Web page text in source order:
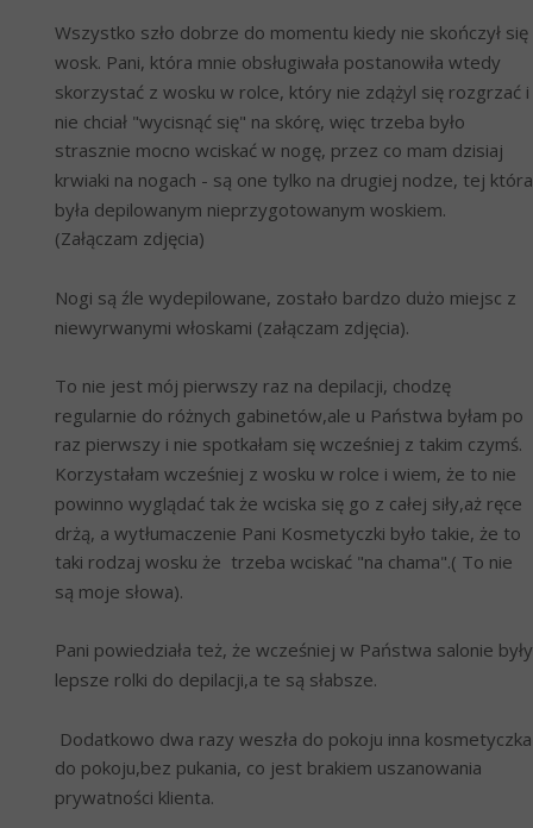
Wszystko szło dobrze do momentu kiedy nie skończył się
wosk. Pani, która mnie obsługiwała postanowiła wtedy
skorzystać z wosku w rolce, który nie zdążyl się rozgrzać i
nie chciał "wycisnąć się" na skórę, więc trzeba było
strasznie mocno wciskać w nogę, przez co mam dzisiaj
krwiaki na nogach - są one tylko na drugiej nodze, tej która
była depilowanym nieprzygotowanym woskiem.
(Załączam zdjęcia)
Nogi są źle wydepilowane, zostało bardzo dużo miejsc z
niewyrwanymi włoskami (załączam zdjęcia).
To nie jest mój pierwszy raz na depilacji, chodzę
regularnie do różnych gabinetów,ale u Państwa byłam po
raz pierwszy i nie spotkałam się wcześniej z takim czymś.
Korzystałam wcześniej z wosku w rolce i wiem, że to nie
powinno wyglądać tak że wciska się go z całej siły,aż ręce
drżą, a wytłumaczenie Pani Kosmetyczki było takie, że to
taki rodzaj wosku że  trzeba wciskać "na chama".( To nie
są moje słowa).
Pani powiedziała też, że wcześniej w Państwa salonie były
lepsze rolki do depilacji,a te są słabsze.
Dodatkowo dwa razy weszła do pokoju inna kosmetyczka
do pokoju,bez pukania, co jest brakiem uszanowania
prywatności klienta.